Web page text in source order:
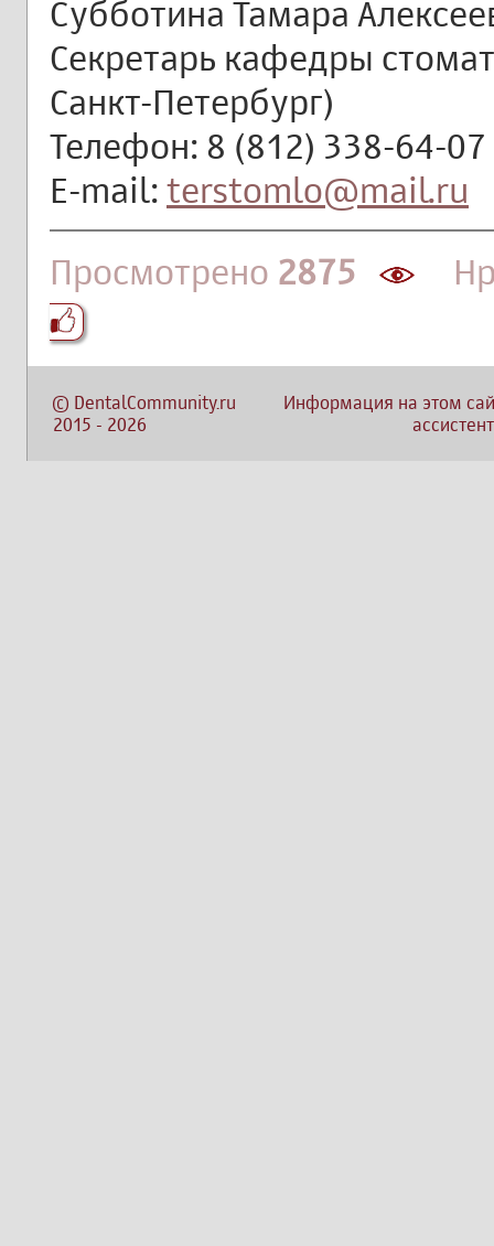
Субботина Тамара
Секретарь кафедры
Санкт-Петербург)
Телефон: 8 (812) 338-64-07
E-mail: terstomlo@mail.ru
Просмотрено 2875
© DentalCommunity.ru
2015 - 2026
Информация на этом